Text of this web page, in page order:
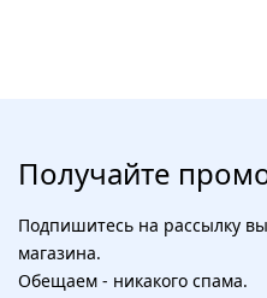
Получайте
Подпишитесь на рассылку
магазина.
Обещаем - никакого спама.